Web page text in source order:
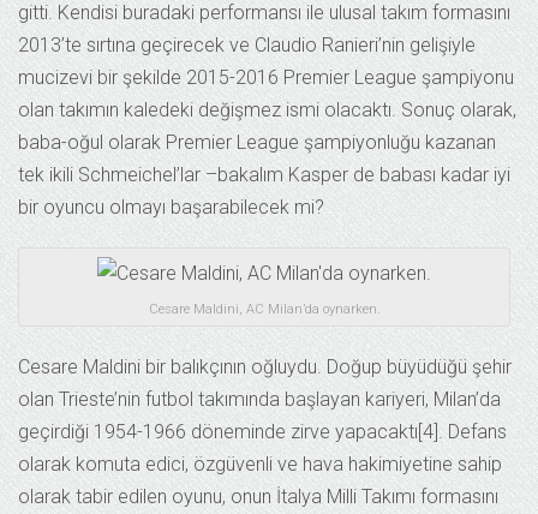
gitti. Kendisi buradaki performansı ile ulusal takım formasını
2013’te sırtına geçirecek ve Claudio Ranieri’nin gelişiyle
mucizevi bir şekilde 2015-2016 Premier League şampiyonu
olan takımın kaledeki değişmez ismi olacaktı. Sonuç olarak,
baba-oğul olarak Premier League şampiyonluğu kazanan
tek ikili Schmeichel’lar –bakalım Kasper de babası kadar iyi
bir oyuncu olmayı başarabilecek mi?
Cesare Maldini, AC Milan’da oynarken.
Cesare Maldini bir balıkçının oğluydu. Doğup büyüdüğü şehir
olan Trieste’nin futbol takımında başlayan kariyeri, Milan’da
geçirdiği 1954-1966 döneminde zirve yapacaktı[4]. Defans
olarak komuta edici, özgüvenli ve hava hakimiyetine sahip
olarak tabir edilen oyunu, onun İtalya Milli Takımı formasını